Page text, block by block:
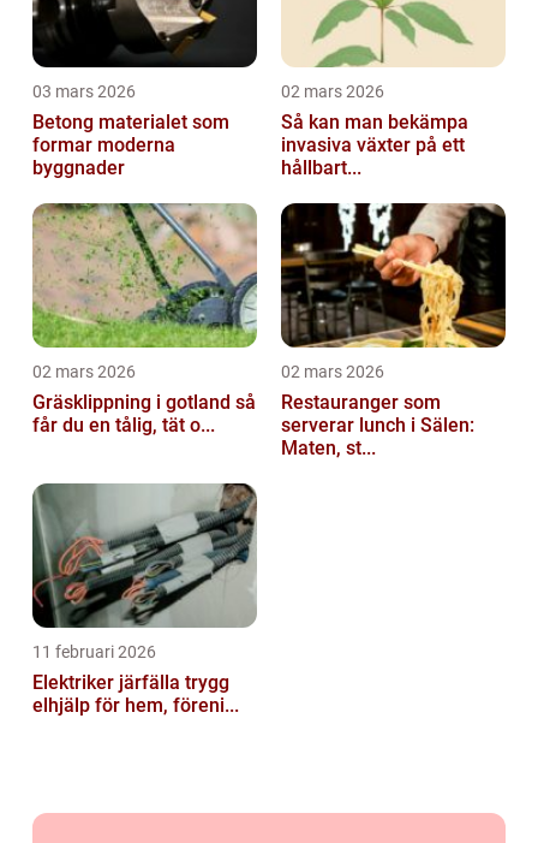
03 mars 2026
Betong materialet som
formar moderna
byggnader
02 mars 2026
Så kan man bekämpa
invasiva växter på ett
hållbart...
02 mars 2026
Gräsklippning i gotland så
får du en tålig, tät o...
02 mars 2026
Restauranger som
serverar lunch i Sälen:
Maten, st...
11 februari 2026
Elektriker järfälla trygg
elhjälp för hem, föreni...